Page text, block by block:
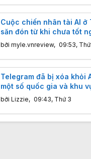
Cuộc chiến nhân tài AI ở
săn đón từ khi chưa tốt
16 lần
bởi myle.vnreview, 09:53,
Telegram đã bị xóa khỏi
một số quốc gia và khu
rõ
bởi Lizzie, 09:43, Thứ 3